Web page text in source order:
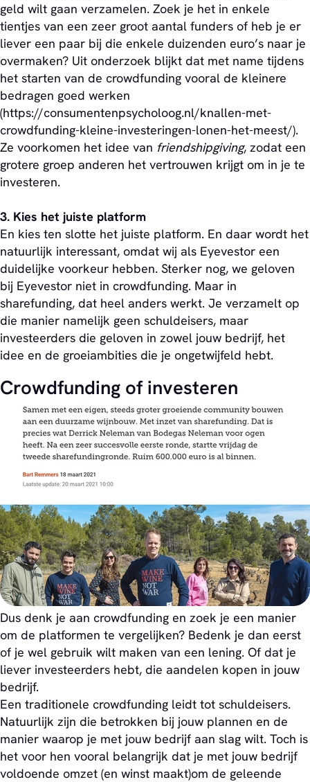
geld wilt gaan verzamelen. Zoek je het in enkele
tientjes van een zeer groot aantal funders of heb je er
liever een paar bij die enkele duizenden euro’s naar je
overmaken? Uit onderzoek blijkt dat met name tijdens
het starten van de crowdfunding vooral de kleinere
bedragen goed werken
(https://consumentenpsycholoog.nl/knallen-met-
crowdfunding-kleine-investeringen-lonen-het-meest/).
Ze voorkomen het idee van friendshipgiving, zodat een
grotere groep anderen het vertrouwen krijgt om in je te
investeren.
3. Kies het juiste platform
En kies ten slotte het juiste platform. En daar wordt het
natuurlijk interessant, omdat wij als Eyevestor een
duidelijke voorkeur hebben. Sterker nog, we geloven
bij Eyevestor niet in crowdfunding. Maar in
sharefunding, dat heel anders werkt. Je verzamelt op
die manier namelijk geen schuldeisers, maar
investeerders die geloven in zowel jouw bedrijf, het
idee en de groeiambities die je ongetwijfeld hebt.
Crowdfunding of investeren
Dus denk je aan crowdfunding en zoek je een manier
om de platformen te vergelijken? Bedenk je dan eerst
of je wel gebruik wilt maken van een lening. Of dat je
liever investeerders hebt, die aandelen kopen in jouw
bedrijf.
Een traditionele crowdfunding leidt tot schuldeisers.
Natuurlijk zijn die betrokken bij jouw plannen en de
manier waarop je met jouw bedrijf aan slag wilt. Toch is
het voor hen vooral belangrijk dat je met jouw bedrijf
voldoende omzet (en winst maakt)om de geleende